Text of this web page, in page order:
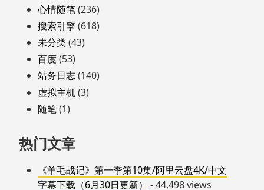
心情随笔(236)
搜索引擎(618)
未分类(43)
百度(53)
站务日志(140)
虚拟主机(3)
随笔(1)
热门文章
《羊毛战记》第一季第10集/阿里云盘4K/中文
字幕下载（6月30日更新）
- 44,498 views